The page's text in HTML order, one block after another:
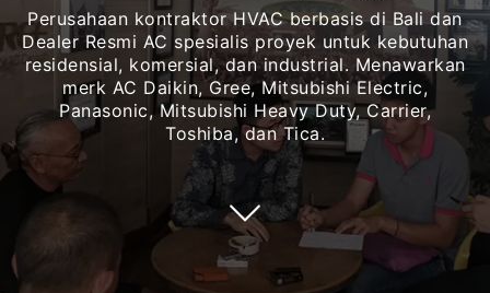
Perusahaan kontraktor HVAC berbasis di Bali dan
Dealer Resmi AC spesialis proyek untuk kebutuhan
residensial, komersial, dan industrial. Menawarkan
merk AC Daikin, Gree, Mitsubishi Electric,
Panasonic, Mitsubishi Heavy Duty, Carrier,
Toshiba, dan Tica.